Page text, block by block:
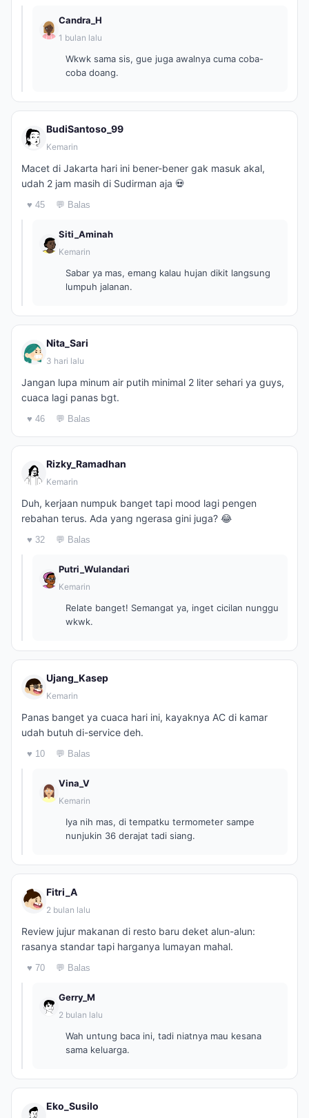
Candra_H
1 bulan lalu
Wkwk sama sis, gue juga awalnya cuma coba-
coba doang.
BudiSantoso_99
Kemarin
Macet di Jakarta hari ini bener-bener gak masuk akal,
udah 2 jam masih di Sudirman aja 💀
♥ 45 💬 Balas
Siti_Aminah
Kemarin
Sabar ya mas, emang kalau hujan dikit langsung
lumpuh jalanan.
Nita_Sari
3 hari lalu
Jangan lupa minum air putih minimal 2 liter sehari ya guys,
cuaca lagi panas bgt.
♥ 46 💬 Balas
Rizky_Ramadhan
Kemarin
Duh, kerjaan numpuk banget tapi mood lagi pengen
rebahan terus. Ada yang ngerasa gini juga? 😂
♥ 32 💬 Balas
Putri_Wulandari
Kemarin
Relate banget! Semangat ya, inget cicilan nunggu
wkwk.
Ujang_Kasep
Kemarin
Panas banget ya cuaca hari ini, kayaknya AC di kamar
udah butuh di-service deh.
♥ 10 💬 Balas
Vina_V
Kemarin
Iya nih mas, di tempatku termometer sampe
nunjukin 36 derajat tadi siang.
Fitri_A
2 bulan lalu
Review jujur makanan di resto baru deket alun-alun:
rasanya standar tapi harganya lumayan mahal.
♥ 70 💬 Balas
Gerry_M
2 bulan lalu
Wah untung baca ini, tadi niatnya mau kesana
sama keluarga.
Eko_Susilo